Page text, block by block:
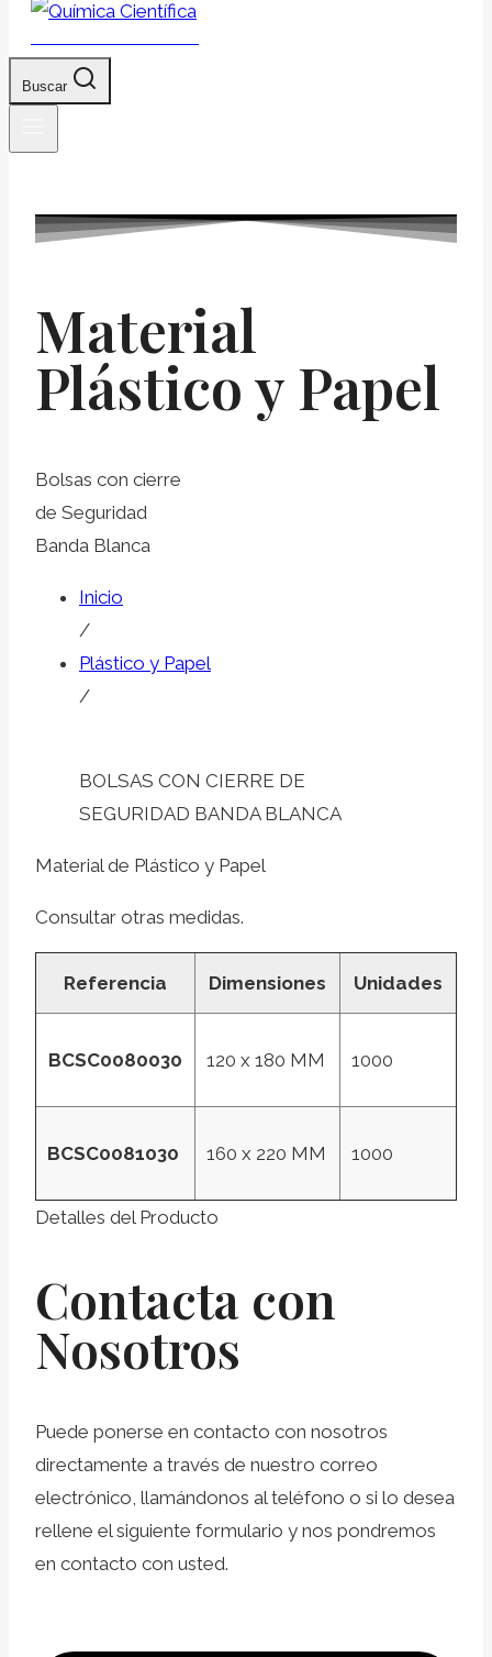
Buscar
Material
Plástico y Papel
Bolsas con cierre
de Seguridad
Banda Blanca
Inicio
/
Plástico y Papel
/
BOLSAS CON CIERRE DE
SEGURIDAD BANDA BLANCA
Material de Plástico y Papel
Consultar otras medidas.
Referencia Dimensiones Unidades
BCSC0080030 120 x 180 MM 1000
BCSC0081030 160 x 220 MM 1000
Detalles del Producto
Contacta con
Nosotros
Puede ponerse en contacto con nosotros
directamente a través de nuestro correo
electrónico, llamándonos al teléfono o si lo desea
rellene el siguiente formulario y nos pondremos
en contacto con usted.